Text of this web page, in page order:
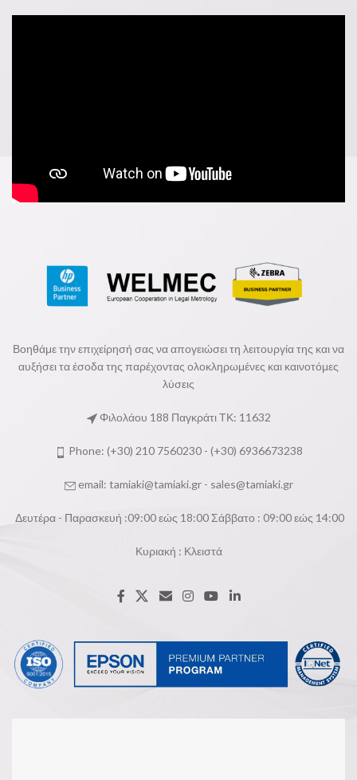
Βοηθάμε την επιχείρησή σας να απογειώσει τη λειτουργία της και να
αυξήσει τα έσοδα της παρέχοντας ολοκληρωμένες και καινοτόμες
λύσεις
Φιλολάου 188 Παγκράτι ΤΚ: 11632
Phone: (+30) 210 7560230 - (+30) 6936673238
email: tamiaki@tamiaki.gr- sales@tamiaki.gr
Δευτέρα - Παρασκευή :09:00 εώς 18:00 Σάββατο : 09:00 εώς 14:00
Κυριακή : Κλειστά